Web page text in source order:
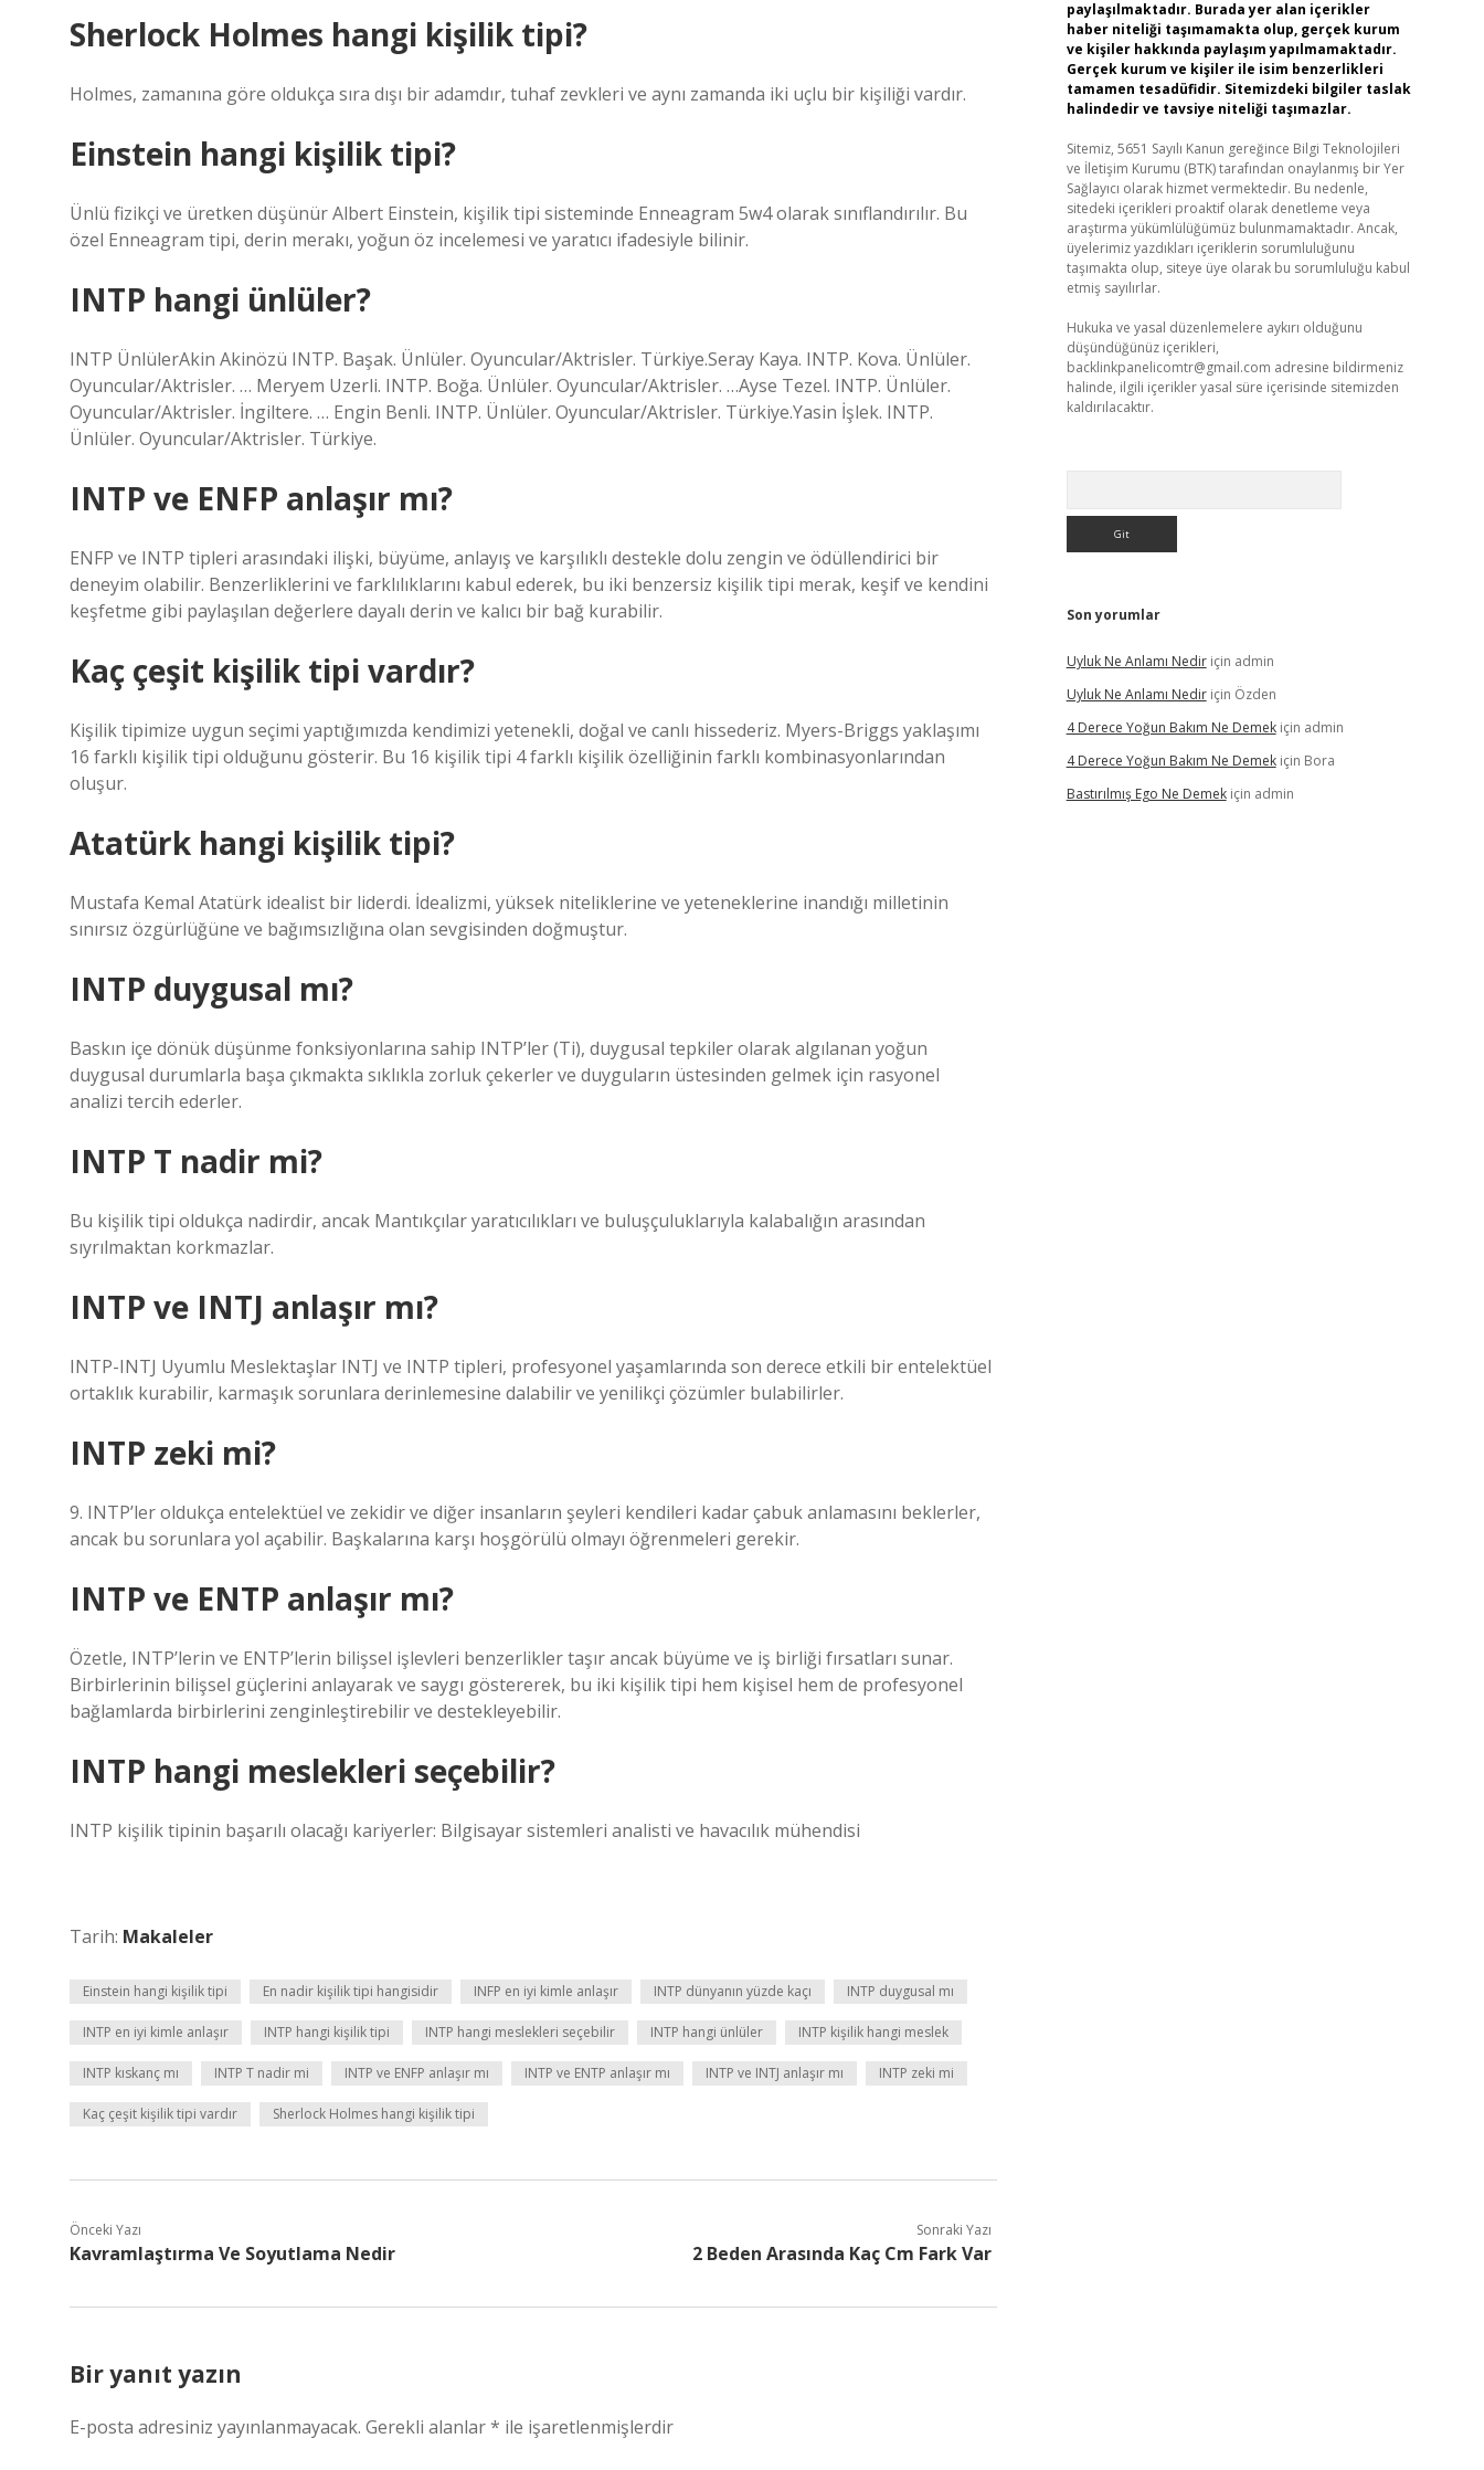
Sherlock Holmes hangi kişilik tipi?
Holmes, zamanına göre oldukça sıra dışı bir adamdır, tuhaf zevkleri ve aynı zamanda iki uçlu bir kişiliği vardır.
Einstein hangi kişilik tipi?
Ünlü fizikçi ve üretken düşünür Albert Einstein, kişilik tipi sisteminde Enneagram 5w4 olarak sınıflandırılır. Bu
özel Enneagram tipi, derin merakı, yoğun öz incelemesi ve yaratıcı ifadesiyle bilinir.
INTP hangi ünlüler?
INTP ÜnlülerAkin Akinözü INTP. Başak. Ünlüler. Oyuncular/Aktrisler. Türkiye.Seray Kaya. INTP. Kova. Ünlüler.
Oyuncular/Aktrisler. … Meryem Uzerli. INTP. Boğa. Ünlüler. Oyuncular/Aktrisler. …Ayse Tezel. INTP. Ünlüler.
Oyuncular/Aktrisler. İngiltere. … Engin Benli. INTP. Ünlüler. Oyuncular/Aktrisler. Türkiye.Yasin İşlek. INTP.
Ünlüler. Oyuncular/Aktrisler. Türkiye.
INTP ve ENFP anlaşır mı?
ENFP ve INTP tipleri arasındaki ilişki, büyüme, anlayış ve karşılıklı destekle dolu zengin ve ödüllendirici bir
deneyim olabilir. Benzerliklerini ve farklılıklarını kabul ederek, bu iki benzersiz kişilik tipi merak, keşif ve kendini
keşfetme gibi paylaşılan değerlere dayalı derin ve kalıcı bir bağ kurabilir.
Kaç çeşit kişilik tipi vardır?
Kişilik tipimize uygun seçimi yaptığımızda kendimizi yetenekli, doğal ve canlı hissederiz. Myers-Briggs yaklaşımı
16 farklı kişilik tipi olduğunu gösterir. Bu 16 kişilik tipi 4 farklı kişilik özelliğinin farklı kombinasyonlarından
oluşur.
Atatürk hangi kişilik tipi?
Mustafa Kemal Atatürk idealist bir liderdi. İdealizmi, yüksek niteliklerine ve yeteneklerine inandığı milletinin
sınırsız özgürlüğüne ve bağımsızlığına olan sevgisinden doğmuştur.
INTP duygusal mı?
Baskın içe dönük düşünme fonksiyonlarına sahip INTP’ler (Ti), duygusal tepkiler olarak algılanan yoğun
duygusal durumlarla başa çıkmakta sıklıkla zorluk çekerler ve duyguların üstesinden gelmek için rasyonel
analizi tercih ederler.
INTP T nadir mi?
Bu kişilik tipi oldukça nadirdir, ancak Mantıkçılar yaratıcılıkları ve buluşçuluklarıyla kalabalığın arasından
sıyrılmaktan korkmazlar.
INTP ve INTJ anlaşır mı?
INTP-INTJ Uyumlu Meslektaşlar INTJ ve INTP tipleri, profesyonel yaşamlarında son derece etkili bir entelektüel
ortaklık kurabilir, karmaşık sorunlara derinlemesine dalabilir ve yenilikçi çözümler bulabilirler.
INTP zeki mi?
9. INTP’ler oldukça entelektüel ve zekidir ve diğer insanların şeyleri kendileri kadar çabuk anlamasını beklerler,
ancak bu sorunlara yol açabilir. Başkalarına karşı hoşgörülü olmayı öğrenmeleri gerekir.
INTP ve ENTP anlaşır mı?
Özetle, INTP’lerin ve ENTP’lerin bilişsel işlevleri benzerlikler taşır ancak büyüme ve iş birliği fırsatları sunar.
Birbirlerinin bilişsel güçlerini anlayarak ve saygı göstererek, bu iki kişilik tipi hem kişisel hem de profesyonel
bağlamlarda birbirlerini zenginleştirebilir ve destekleyebilir.
INTP hangi meslekleri seçebilir?
INTP kişilik tipinin başarılı olacağı kariyerler: Bilgisayar sistemleri analisti ve havacılık mühendisi
Tarih: Makaleler
Einstein hangi kişilik tipi En nadir kişilik tipi hangisidir INFP en iyi kimle anlaşır INTP dünyanın yüzde kaçı INTP duygusal mı
INTP en iyi kimle anlaşır INTP hangi kişilik tipi INTP hangi meslekleri seçebilir INTP hangi ünlüler INTP kişilik hangi meslek
INTP kıskanç mı INTP T nadir mi INTP ve ENFP anlaşır mı INTP ve ENTP anlaşır mı INTP ve INTJ anlaşır mı INTP zeki mi
Kaç çeşit kişilik tipi vardır Sherlock Holmes hangi kişilik tipi
Önceki Yazı
Kavramlaştırma Ve Soyutlama Nedir
Sonraki Yazı
2 Beden Arasında Kaç Cm Fark Var
Bir yanıt yazın
E-posta adresiniz yayınlanmayacak. Gerekli alanlar* ile işaretlenmişlerdir
paylaşılmaktadır. Burada yer alan içerikler
haber niteliği taşımamakta olup, gerçek kurum
ve kişiler hakkında paylaşım yapılmamaktadır.
Gerçek kurum ve kişiler ile isim benzerlikleri
tamamen tesadüfidir. Sitemizdeki bilgiler taslak
halindedir ve tavsiye niteliği taşımazlar.
Sitemiz, 5651 Sayılı Kanun gereğince Bilgi Teknolojileri
ve İletişim Kurumu (BTK) tarafından onaylanmış bir Yer
Sağlayıcı olarak hizmet vermektedir. Bu nedenle,
sitedeki içerikleri proaktif olarak denetleme veya
araştırma yükümlülüğümüz bulunmamaktadır. Ancak,
üyelerimiz yazdıkları içeriklerin sorumluluğunu
taşımakta olup, siteye üye olarak bu sorumluluğu kabul
etmiş sayılırlar.
Hukuka ve yasal düzenlemelere aykırı olduğunu
düşündüğünüz içerikleri,
backlinkpanelicomtr@gmail.com adresine bildirmeniz
halinde, ilgili içerikler yasal süre içerisinde sitemizden
kaldırılacaktır.
Son yorumlar
Uyluk Ne Anlamı Nediriçin admin
Uyluk Ne Anlamı Nediriçin Özden
4 Derece Yoğun Bakım Ne Demekiçin admin
4 Derece Yoğun Bakım Ne Demekiçin Bora
Bastırılmış Ego Ne Demekiçin admin